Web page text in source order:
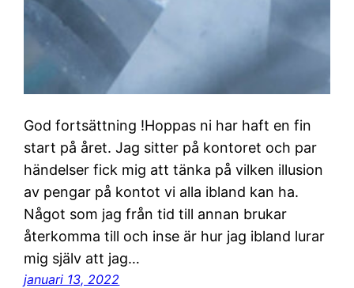
God fortsättning !Hoppas ni har haft en fin
start på året. Jag sitter på kontoret och par
händelser fick mig att tänka på vilken illusion
av pengar på kontot vi alla ibland kan ha.
Något som jag från tid till annan brukar
återkomma till och inse är hur jag ibland lurar
mig själv att jag…
januari 13, 2022